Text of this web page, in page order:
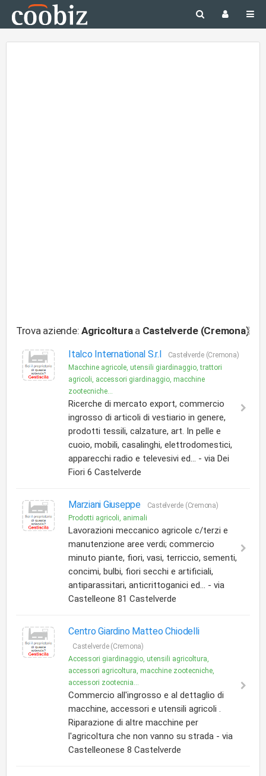
Trova aziende:Agricolturaa Castelverde (Cremona)
Italco International S.r.l
Castelverde (Cremona)
Macchine agricole, utensili giardinaggio, trattori
agricoli, accessori giardinaggio, macchine
zootecniche...
Ricerche di mercato export, commercio
ingrosso di articoli di vestiario in genere,
prodotti tessili, calzature, art. In pelle e
cuoio, mobili, casalinghi, elettrodomestici,
apparecchi radio e televesivi ed... - via Dei
Fiori 6 Castelverde
Marziani Giuseppe
Castelverde (Cremona)
Prodotti agricoli, animali
Lavorazioni meccanico agricole c/terzi e
manutenzione aree verdi; commercio
minuto piante, fiori, vasi, terriccio, sementi,
concimi, bulbi, fiori secchi e artificiali,
antiparassitari, anticrittoganici ed... - via
Castelleone 81 Castelverde
Centro Giardino Matteo Chiodelli
Castelverde (Cremona)
Accessori giardinaggio, utensili agricoltura,
accessori agricoltura, macchine zootecniche,
accessori zootecnia...
Commercio all'ingrosso e al dettaglio di
macchine, accessori e utensili agricoli .
Riparazione di altre macchine per
l'agricoltura che non vanno su strada - via
Castelleonese 8 Castelverde